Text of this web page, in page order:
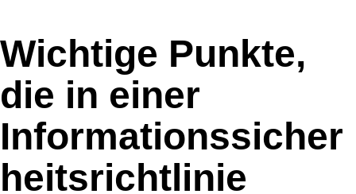
Wichtige Punkte,
die in einer
Informationssicher
heitsrichtlinie